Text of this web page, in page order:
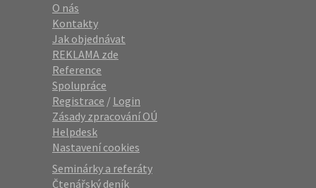
O nás
Kontakty
Jak objednávat
REKLAMA zde
Reference
Spolupráce
Registrace / Login
Zásady zpracování OÚ
Helpdesk
Nastavení cookies
Seminárky a referáty
Čtenářský deník